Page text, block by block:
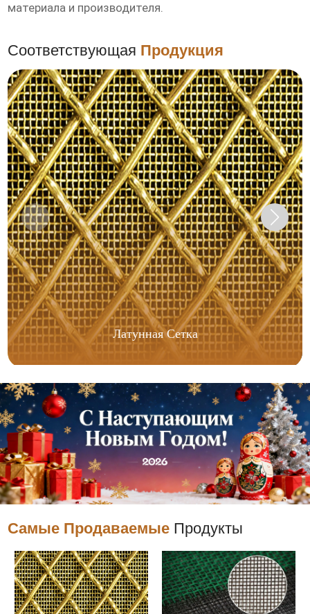
материала и производителя.
Соответствующая Продукция
Латунная Сетка
Самые Продаваемые Продукты